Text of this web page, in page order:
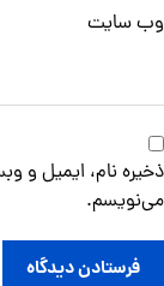
وب‌ سایت
ذخیره نام، ایمیل و
می‌نویسم.
فرستادن دیدگاه